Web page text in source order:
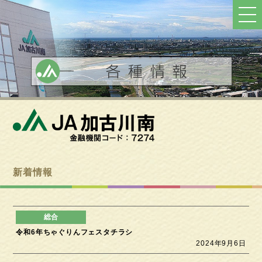
新着情報
令和6年ちゃぐりんフェスタチラシ
2024年9月6日